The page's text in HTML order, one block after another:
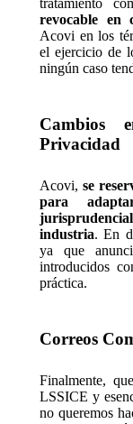
tratamiento
revocable en
Acovi en los
el ejercicio de
ningún caso
Cambios
Privacidad
Acovi,se
para
industria. En
ya que
introducidos
práctica.
Correos
Finalmente,
LSSICE y
no queremos